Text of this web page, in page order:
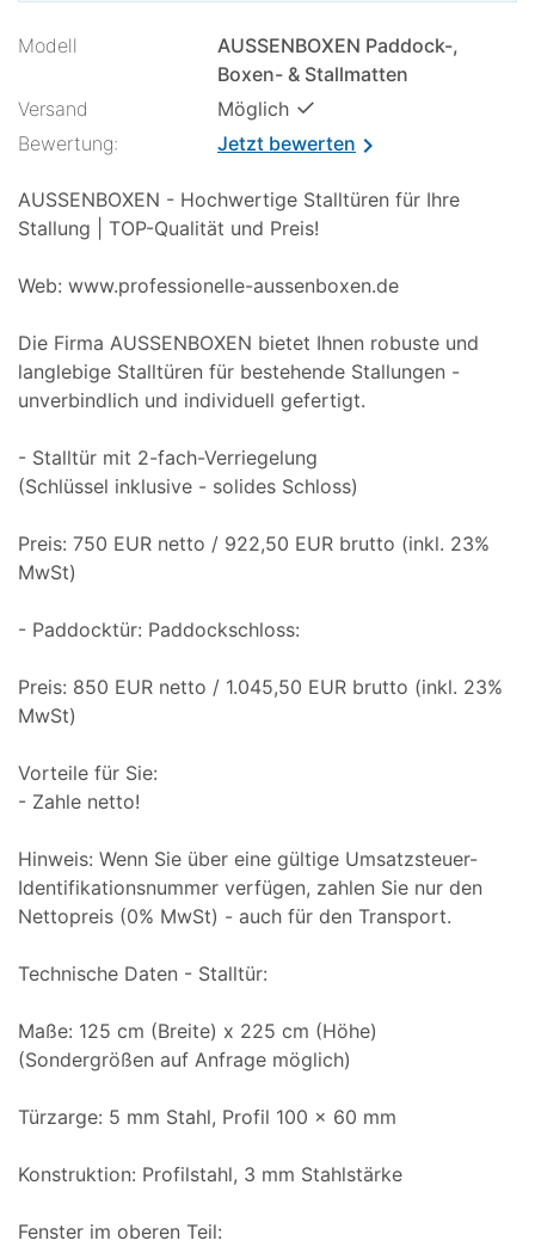
Modell
AUSSENBOXEN Paddock-,
Boxen- & Stallmatten
Versand
Möglich ✓
Bewertung: Jetzt bewertenchevron_right
AUSSENBOXEN - Hochwertige Stalltüren für Ihre
Stallung | TOP-Qualität und Preis!
Web: www.professionelle-aussenboxen.de
Die Firma AUSSENBOXEN bietet Ihnen robuste und
langlebige Stalltüren für bestehende Stallungen -
unverbindlich und individuell gefertigt.
- Stalltür mit 2-fach-Verriegelung
(Schlüssel inklusive - solides Schloss)
Preis: 750 EUR netto / 922,50 EUR brutto (inkl. 23%
MwSt)
- Paddocktür: Paddockschloss:
Preis: 850 EUR netto / 1.045,50 EUR brutto (inkl. 23%
MwSt)
Vorteile für Sie:
- Zahle netto!
Hinweis: Wenn Sie über eine gültige Umsatzsteuer-
Identifikationsnummer verfügen, zahlen Sie nur den
Nettopreis (0% MwSt) - auch für den Transport.
Technische Daten - Stalltür:
Maße: 125 cm (Breite) x 225 cm (Höhe)
(Sondergrößen auf Anfrage möglich)
Türzarge: 5 mm Stahl, Profil 100 x 60 mm
Konstruktion: Profilstahl, 3 mm Stahlstärke
Fenster im oberen Teil: